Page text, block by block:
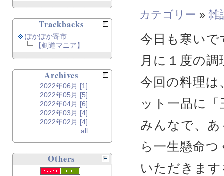
カテゴリー » 雑
今日も寒い
月に１度の
今回の料理
ット一品に
みんなで、
ら一生懸命
いただきま
Trackbacks
ぽかぽか寄市
【剣道マニア】
Archives
2022年06月 [1]
2022年05月 [5]
2022年04月 [6]
2022年03月 [4]
2022年02月 [4]
all
Others